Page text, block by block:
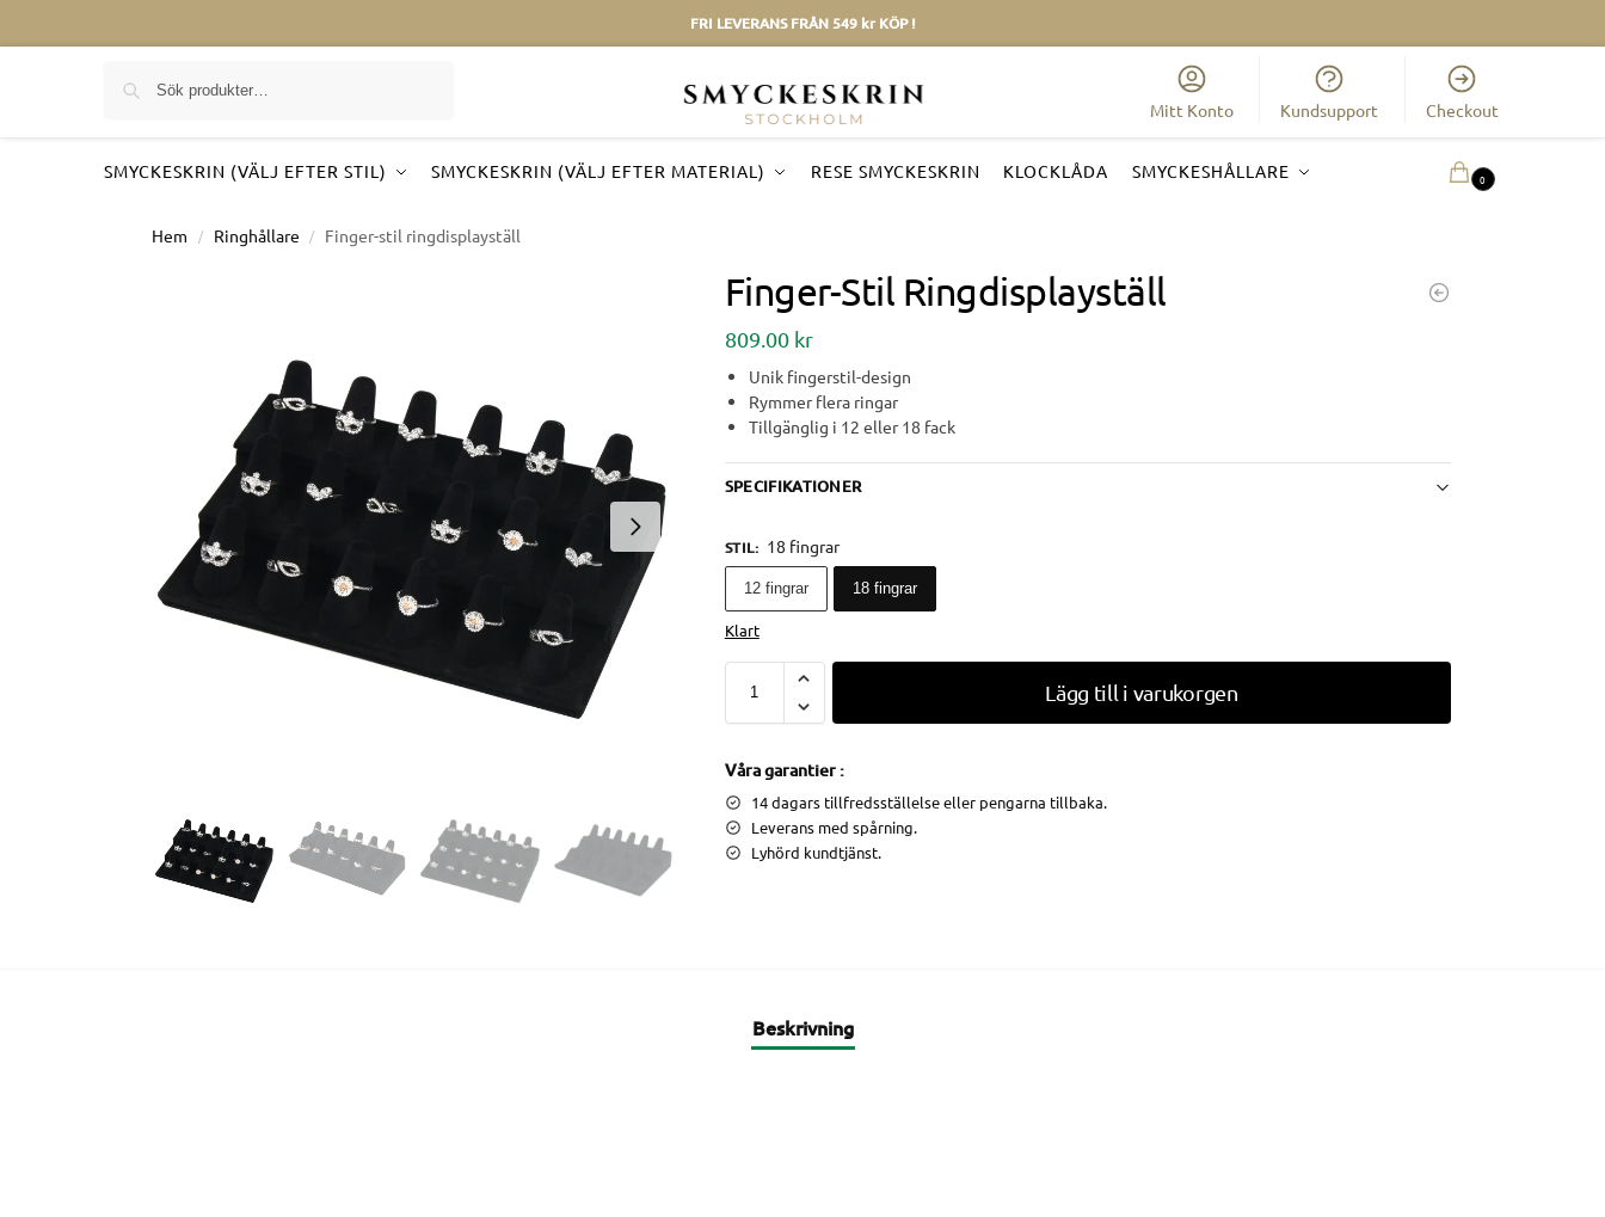
FRI LEVERANS FRÅN 549 kr KÖP !
Mitt Konto Kundsupport Checkout
SMYCKESKRIN (VÄLJ EFTER STIL) SMYCKESKRIN (VÄLJ EFTER MATERIAL) RESE SMYCKESKRIN KLOCKLÅDA SMYCKESHÅLLARE 0
Hem / Ringhållare / Finger-stil ringdisplayställ
Finger-Stil Ringdisplayställ
809.00 kr
Unik fingerstil-design
Rymmer flera ringar
Tillgänglig i 12 eller 18 fack
SPECIFIKATIONER
STIL: 18 fingrar
12 fingrar 18 fingrar
Klart
Lägg till i varukorgen
Våra garantier :
14 dagars tillfredsställelse eller pengarna tillbaka.
Leverans med spårning.
Lyhörd kundtjänst.
Beskrivning